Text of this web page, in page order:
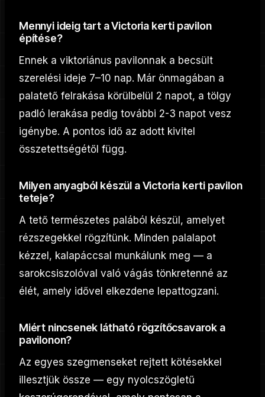
Mennyi ideig tart a Victoria kerti pavilon
építése?
Ennek a viktoriánus pavilonnak a becsült
szerelési ideje 7–10 nap. Már önmagában a
palatető felrakása körülbelül 2 napot, a tölgy
padló lerakása pedig további 2-3 napot vesz
igénybe. A pontos idő az adott kivitel
összetettségétől függ.
Milyen anyagból készül a Victoria kerti pavilon
teteje?
A tető természetes palából készül, amelyet
rézszegekkel rögzítünk. Minden palalapot
kézzel, kalapáccsal munkálunk meg — a
sarokcsiszolóval való vágás tönkretenné az
élét, amely idővel elkezdene lepattogzani.
Miért nincsenek látható rögzítőcsavarok a
pavilonon?
Az egyes szegmenseket rejtett kötésekkel
illesztjük össze — egy nyolcszögletű